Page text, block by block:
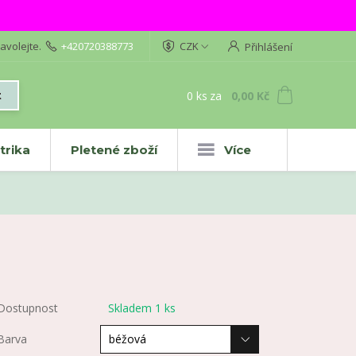
CZK Přihlášení
+420720388773
0 ks za 0,00 Kč
Pletené zboží Více
Skladem 1 ks